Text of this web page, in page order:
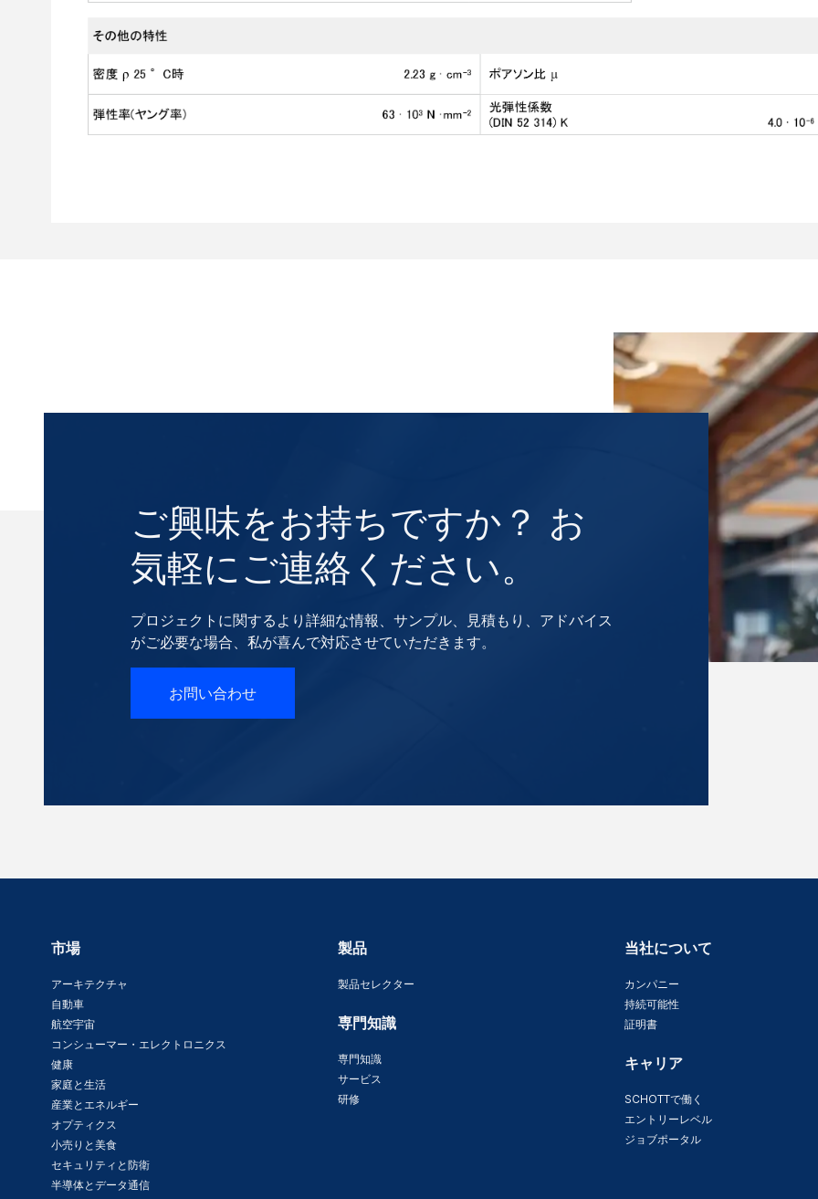
ご興味をお持ちですか？ お
気軽にご連絡ください。
プロジェクトに関するより詳細な情報、サンプル、見積もり、アドバイス
がご必要な場合、私が喜んで対応させていただきます。
お問い合わせ
市場
アーキテクチャ
自動車
航空宇宙
コンシューマー・エレクトロニクス
健康
家庭と生活
産業とエネルギー
オプティクス
小売りと美食
セキュリティと防衛
半導体とデータ通信
製品
製品セレクター
専門知識
専門知識
サービス
研修
当社について
カンパニー
持続可能性
証明書
キャリア
SCHOTTで働く
エントリーレベル
ジョブポータル